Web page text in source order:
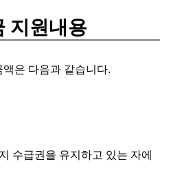
지원내용
은 다음과 같습니다.
수급권을 유지하고 있는 자에